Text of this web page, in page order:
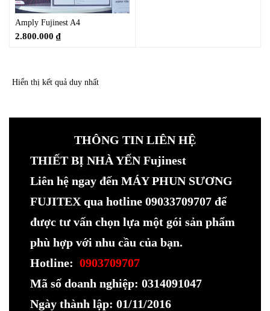
Amply Fujinest A4
2.800.000 ₫
Hiển thị kết quả duy nhất
THÔNG TIN LIÊN HỆ
THIẾT BỊ NHÀ YẾN Fujinest
Liên hệ ngay đến MÁY PHUN SƯƠNG
FUJITEX qua hotline 09033709707 để
được tư vấn chọn lựa một gói sản phẩm
phù hợp với nhu cầu của bạn.
Hotline: 0903709707
Mã số doanh nghiệp: 0314091047
Ngày thành lập: 01/11/2016